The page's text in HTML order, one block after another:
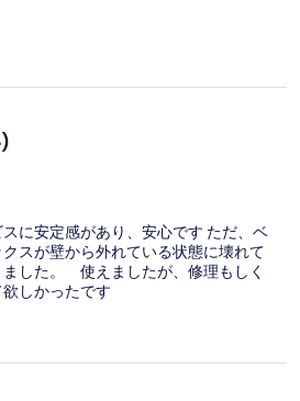
に安定感があり、安心です ただ、ベ
スが壁から外れている状態に壊れて
した。 使えましたが、修理もしく
しかったです